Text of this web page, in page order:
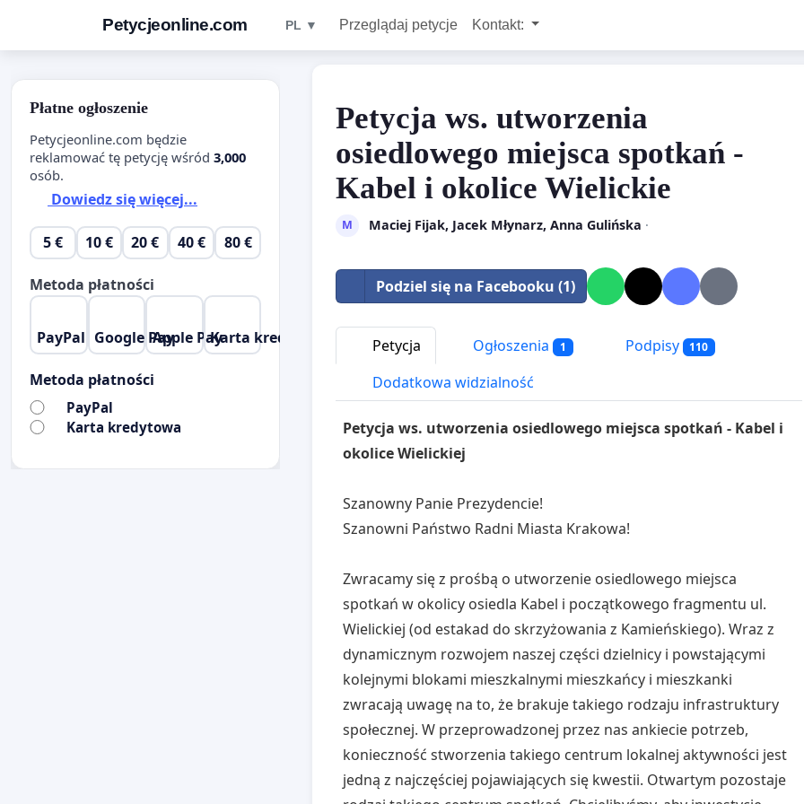
Petycjeonline.com PL ▼ Przeglądaj petycje Kontakt:
Petycja ws. utworzenia
osiedlowego miejsca spotkań -
Kabel i okolice Wielickie
M Maciej Fijak, Jacek Młynarz, Anna Gulińska ·
Podziel się na Facebooku (1)
Petycja Ogłoszenia 1 Podpisy 110
Dodatkowa widzialność
Petycja ws. utworzenia osiedlowego miejsca spotkań - Kabel i
okolice Wielickiej
Szanowny Panie Prezydencie!
Szanowni Państwo Radni Miasta Krakowa!
Zwracamy się z prośbą o utworzenie osiedlowego miejsca
spotkań w okolicy osiedla Kabel i początkowego fragmentu ul.
Wielickiej (od estakad do skrzyżowania z Kamieńskiego). Wraz z
dynamicznym rozwojem naszej części dzielnicy i powstającymi
kolejnymi blokami mieszkalnymi mieszkańcy i mieszkanki
zwracają uwagę na to, że brakuje takiego rodzaju infrastruktury
społecznej. W przeprowadzonej przez nas ankiecie potrzeb,
konieczność stworzenia takiego centrum lokalnej aktywności jest
jedną z najczęściej pojawiających się kwestii. Otwartym pozostaje
Płatne ogłoszenie
Petycjeonline.com będzie
reklamować tę petycję wśród 3,000
osób.
Dowiedz się więcej...
5 € 10 € 20 € 40 € 80 €
Metoda płatności
PayPal Google PayApple PayKarta kredytowa
Metoda płatności
PayPal
Karta kredytowa